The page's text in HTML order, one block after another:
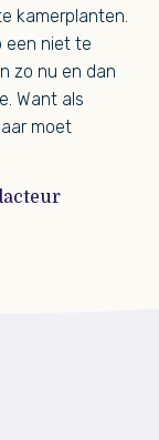
kamerplanten.
een niet te
zo nu en dan
Want als
moet